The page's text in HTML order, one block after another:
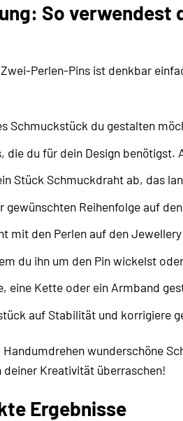
So verwendest
Perlen-Pins ist denkbar
Schmuckstück du gestalten
die du für dein Design
Stück Schmuckdraht ab, das
gewünschten Reihenfolge auf
mit den Perlen auf den
du ihn um den Pin wickelst
eine Kette oder ein Armband
auf Stabilität und korrigiere
wunderschöne
deiner Kreativität überraschen!
Ergebnisse